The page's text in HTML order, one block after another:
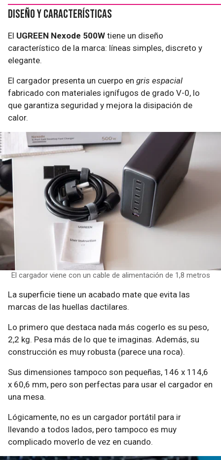
Diseño y características
El UGREEN Nexode 500W tiene un diseño
característico de la marca: líneas simples, discreto y
elegante.
El cargador presenta un cuerpo en gris espacial
fabricado con materiales ignífugos de grado V-0, lo
que garantiza seguridad y mejora la disipación de
calor.
El cargador viene con un cable de alimentación de 1,8 metros
La superficie tiene un acabado mate que evita las
marcas de las huellas dactilares.
Lo primero que destaca nada más cogerlo es su peso,
2,2 kg. Pesa más de lo que te imaginas. Además, su
construcción es muy robusta (parece una roca).
Sus dimensiones tampoco son pequeñas, 146 x 114,6
x 60,6 mm, pero son perfectas para usar el cargador en
una mesa.
Lógicamente, no es un cargador portátil para ir
llevando a todos lados, pero tampoco es muy
complicado moverlo de vez en cuando.